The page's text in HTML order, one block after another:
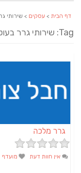
דף הבית>עסקים> שירותי גרר
Tag: שירותי גרר בעוטף עזה
גרר מלכה
אין חוות דעת מועדף